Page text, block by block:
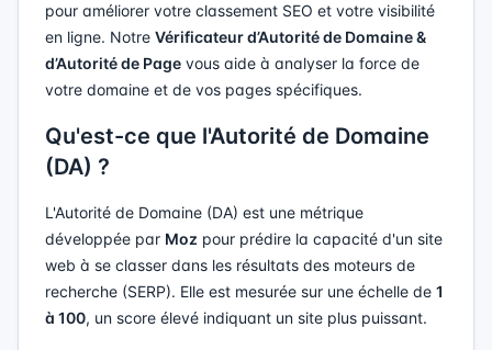
pour améliorer votre classement SEO et votre visibilité
en ligne. Notre Vérificateur d’Autorité de Domaine &
d’Autorité de Page vous aide à analyser la force de
votre domaine et de vos pages spécifiques.
Qu'est-ce que l'Autorité de Domaine
(DA) ?
L'Autorité de Domaine (DA) est une métrique
développée par Moz pour prédire la capacité d'un site
web à se classer dans les résultats des moteurs de
recherche (SERP). Elle est mesurée sur une échelle de 1
à 100, un score élevé indiquant un site plus puissant.